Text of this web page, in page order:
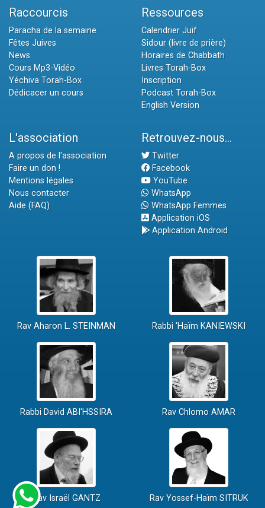
Raccourcis
Paracha de la semaine
Fêtes Juives
News
Cours Mp3-Vidéo
Yéchiva Torah-Box
Dédicacer un cours
Ressources
Calendrier Juif
Sidour (livre de prière)
Horaires de Chabbath
Livres Torah-Box
Inscription
Podcast Torah-Box
English Version
L'association
A propos de l'association
Faire un don !
Mentions légales
Nous contacter
Aide (FAQ)
Retrouvez-nous...
Twitter
Facebook
YouTube
WhatsApp
WhatsApp Femmes
Application iOS
Application Android
Rav Aharon L. STEINMAN Rabbi 'Haïm KANIEWSKI
Rabbi David ABI'HSSIRA Rav Chlomo AMAR
Rav Israël GANTZ Rav Yossef-Haïm SITRUK